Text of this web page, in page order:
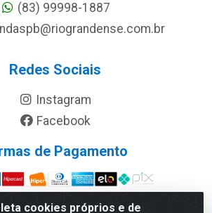
cookies próprios e de
(83) 99998-1887
Redes Sociais
Instagram
Facebook
de Pagamento
Site Seguro